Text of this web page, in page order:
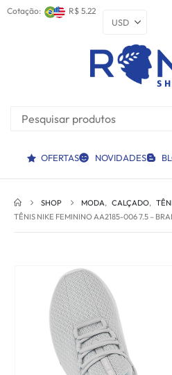
Cotação: R$ 5.22
OFERTAS NOVIDADES
SHOP MODA, CALÇADO,
TÊNIS NIKE FEMININO AA2185-006 7.5 –